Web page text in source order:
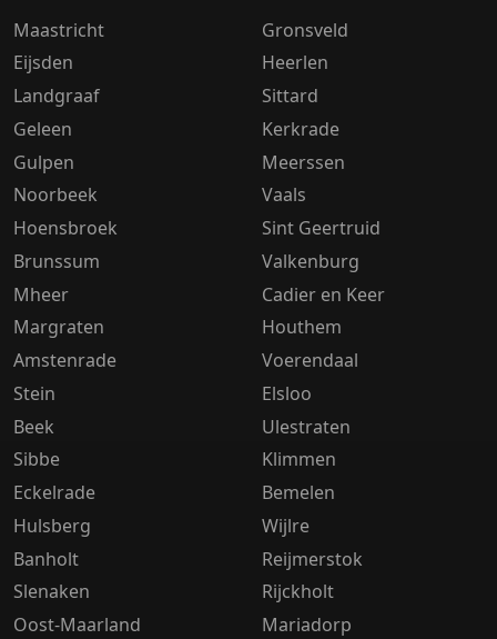
Maastricht
Eijsden
Landgraaf
Geleen
Gulpen
Noorbeek
Hoensbroek
Brunssum
Mheer
Margraten
Amstenrade
Stein
Beek
Sibbe
Eckelrade
Hulsberg
Banholt
Slenaken
Oost-Maarland
Gronsveld
Heerlen
Sittard
Kerkrade
Meerssen
Vaals
Sint Geertruid
Valkenburg
Cadier en Keer
Houthem
Voerendaal
Elsloo
Ulestraten
Klimmen
Bemelen
Wijlre
Reijmerstok
Rijckholt
Mariadorp